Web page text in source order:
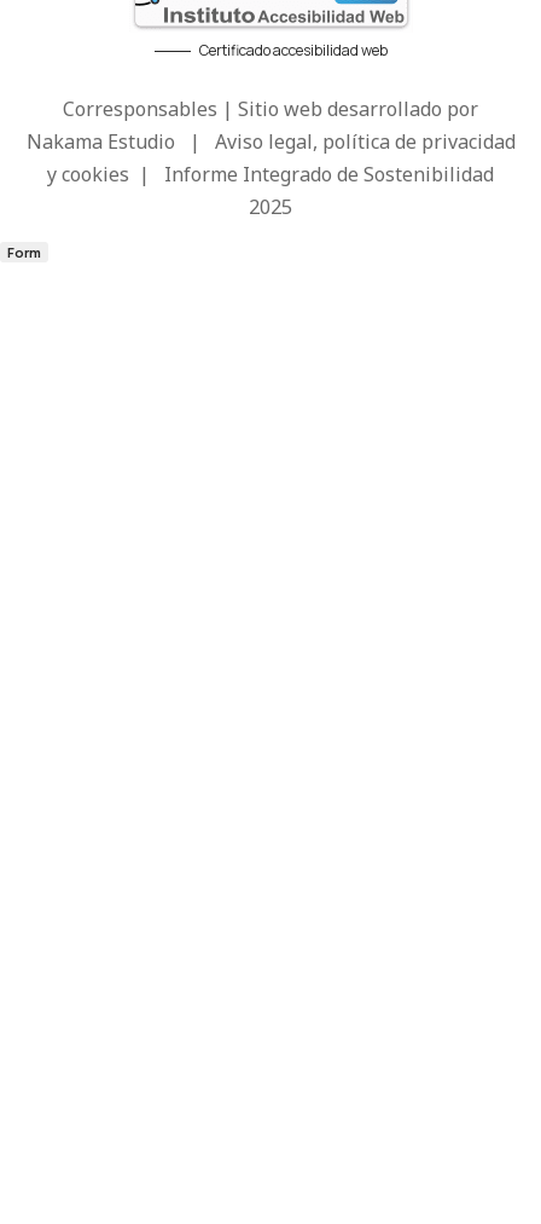
Certificado accesibilidad web
Corresponsables | Sitio web desarrollado por
Nakama Estudio | Aviso legal, política de privacidad
y cookies | Informe Integrado de Sostenibilidad
2025
Form